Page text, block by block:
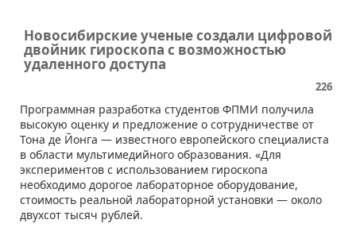
Новосибирские ученые создали цифровой
двойник гироскопа с возможностью
удаленного доступа
226
Программная разработка студентов ФПМИ получила
высокую оценку и предложение о сотрудничестве от
Тона де Йонга — известного европейского специалиста
в области мультимедийного образования. «Для
экспериментов с использованием гироскопа
необходимо дорогое лабораторное оборудование,
стоимость реальной лабораторной установки — около
двухсот тысяч рублей.